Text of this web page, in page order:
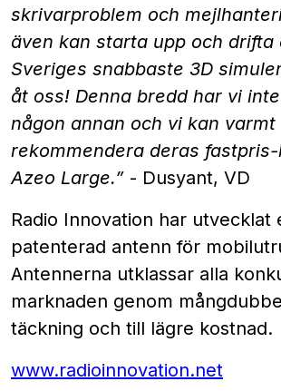
skrivarproblem och
även kan starta upp och drifta
Sveriges snabbaste 3D
åt oss! Denna bredd har vi
någon annan och vi kan varmt
rekommendera deras
Azeo Large.” - Dusyant, VD
Radio Innovation har utvecklat
patenterad antenn för
Antennerna utklassar alla
marknaden genom
täckning och till lägre kostnad.
www.radioinnovation.net